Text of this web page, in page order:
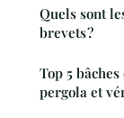
Quels sont
brevets ?
Top 5
pergola et